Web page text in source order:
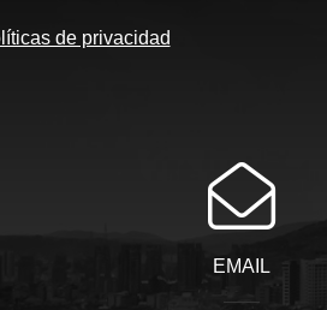
de privacidad
EMAIL